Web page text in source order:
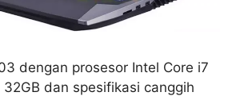
dengan prosesor Intel Core i7
32GB dan spesifikasi canggih